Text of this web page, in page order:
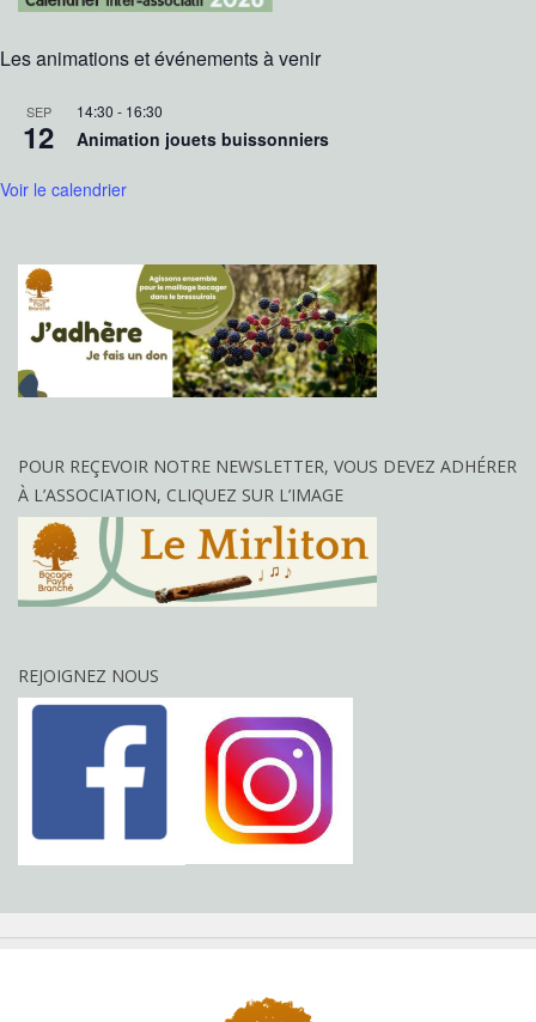
Les animations et événements à venir
SEP
12
14:30 - 16:30
Animation jouets buissonniers
Voir le calendrier
POUR REÇEVOIR NOTRE NEWSLETTER, VOUS DEVEZ ADHÉRER
À L’ASSOCIATION, CLIQUEZ SUR L’IMAGE
REJOIGNEZ NOUS